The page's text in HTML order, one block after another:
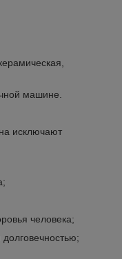
машине.
исключают
человека;